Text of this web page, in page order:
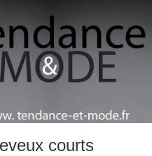
courts